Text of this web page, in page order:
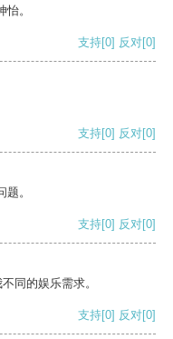
。
支持[0] 反对[0]
支持[0] 反对[0]
。
支持[0] 反对[0]
同的娱乐需求。
支持[0] 反对[0]